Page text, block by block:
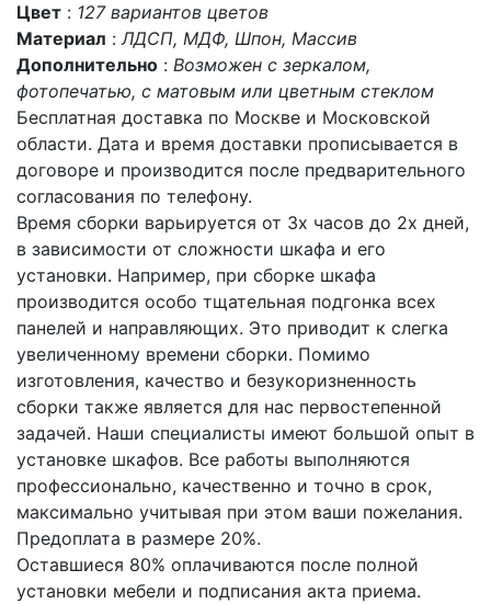
Цвет : 127 вариантов цветов
Материал :ЛДСП, МДФ, Шпон, Массив
Дополнительно : Возможен с зеркалом,
фотопечатью, с матовым или цветным стеклом
Бесплатная доставка по Москве и Московской
области. Дата и время доставки прописывается в
договоре и производится после предварительного
согласования по телефону.
Время сборки варьируется от 3х часов до 2х дней,
в зависимости от сложности шкафа и его
установки. Например, при сборке шкафа
производится особо тщательная подгонка всех
панелей и направляющих. Это приводит к слегка
увеличенному времени сборки. Помимо
изготовления, качество и безукоризненность
сборки также является для нас первостепенной
задачей. Наши специалисты имеют большой опыт в
установке шкафов. Все работы выполняются
профессионально, качественно и точно в срок,
максимально учитывая при этом ваши пожелания.
Предоплата в размере 20%.
Оставшиеся 80% оплачиваются после полной
установки мебели и подписания акта приема.